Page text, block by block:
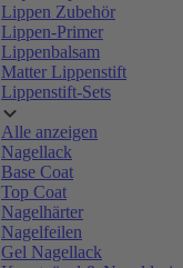
Lippen Zubehör
Lippen-Primer
Lippenbalsam
Matter Lippenstift
Lippenstift-Sets
Alle anzeigen
Nagellack
Base Coat
Top Coat
Nagelhärter
Nagelfeilen
Gel Nagellack